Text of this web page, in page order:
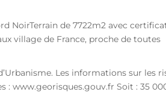
NoirTerrain de 7722m2 avec
village de France, proche de toutes
Les informations sur les
: www.georisques.gouv.fr Soit : 35